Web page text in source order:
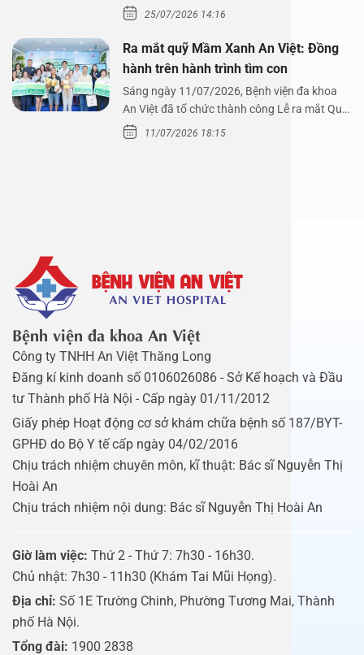
xoang cùng PGS.…
25/07/2026 14:16
Ra mắt quỹ Mầm Xanh An Việt: Đồng
hành trên hành trình tìm con
Sáng ngày 11/07/2026, Bệnh viện đa khoa
An Việt đã tổ chức thành công Lễ ra mắt Quỹ
Mầm Xanh…
11/07/2026 18:15
Bệnh viện đa khoa An Việt
Công ty TNHH An Việt Thăng Long
Đăng kí kinh doanh số 0106026086 - Sở Kế hoạch và Đầu
tư Thành phố Hà Nội - Cấp ngày 01/11/2012
Giấy phép Hoạt động cơ sở khám chữa bệnh số 187/BYT-
GPHĐ do Bộ Y tế cấp ngày 04/02/2016
Chịu trách nhiệm chuyên môn, kĩ thuật: Bác sĩ Nguyễn Thị
Hoài An
Chịu trách nhiệm nội dung: Bác sĩ Nguyễn Thị Hoài An
Giờ làm việc: Thứ 2 - Thứ 7: 7h30 - 16h30.
Chủ nhật: 7h30 - 11h30 (Khám Tai Mũi Họng).
Địa chỉ: Số 1E Trường Chinh, Phường Tương Mai, Thành
phố Hà Nội.
Tổng đài: 1900 2838